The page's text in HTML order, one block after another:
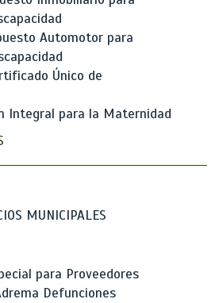
Automotor para
Único de
Integral para la Maternidad
MUNICIPALES
para Proveedores
Defunciones